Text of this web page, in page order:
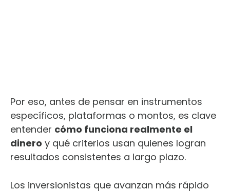
Por eso, antes de pensar en instrumentos
específicos, plataformas o montos, es clave
entender cómo funciona realmente el
dinero y qué criterios usan quienes logran
resultados consistentes a largo plazo.
Los inversionistas que avanzan más rápido